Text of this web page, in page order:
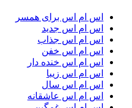
اس ام اس برای همسر
اس ام اس جدید
اس ام اس جذاب
اس ام اس خفن
اس ام اس خنده دار
اس ام اس زیبا
اس ام اس سال
اس ام اس عاشقانه